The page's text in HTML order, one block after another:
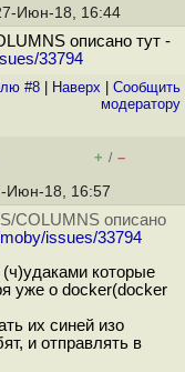
Июн-18, 16:44
описано тут -
33794
#8 Наверх
Cообщить
модератору
+ / –
Июн-18, 16:57
COLUMNS описано
issues/33794
которые
уже о docker(docker
их синей изо
и отправлять в